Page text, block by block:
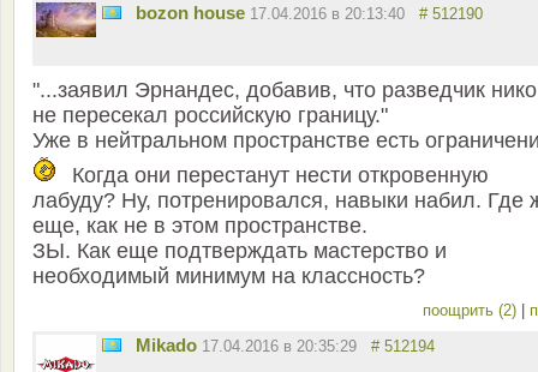
bozon house 17.04.2016 в 20:13:40 # 512190
"...заявил Эрнандес, добавив, что разведчик
не пересекал российскую границу."
Уже в нейтральном пространстве есть
Когда они перестанут нести откровенную
лабуду? Ну, потренировался, навыки набил. Где
еще, как не в этом пространстве.
ЗЫ. Как еще подтверждать мастерство и
необходимый минимум на классность?
поощрить (2) |
Mikado 17.04.2016 в 20:35:29 # 512194